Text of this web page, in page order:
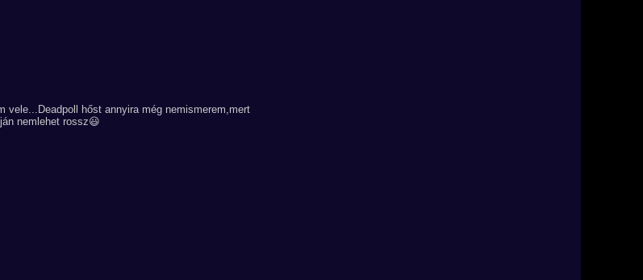
vele...Deadpoll hőst annyira még nemismerem,mert
nemlehet rossz😃